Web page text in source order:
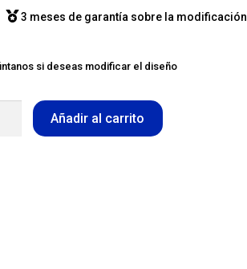
3 meses de garantía sobre la modificación
si deseas modificar el diseño
Añadir al carrito